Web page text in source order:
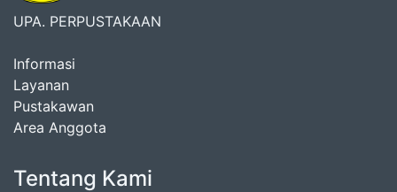
UPA. PERPUSTAKAAN
Informasi
Layanan
Pustakawan
Area Anggota
Tentang Kami